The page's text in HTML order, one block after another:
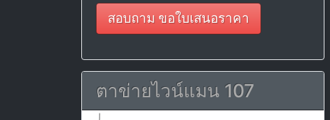
สอบถาม ขอใบเสนอราคา
ตาข่ายไวน์แมน 107